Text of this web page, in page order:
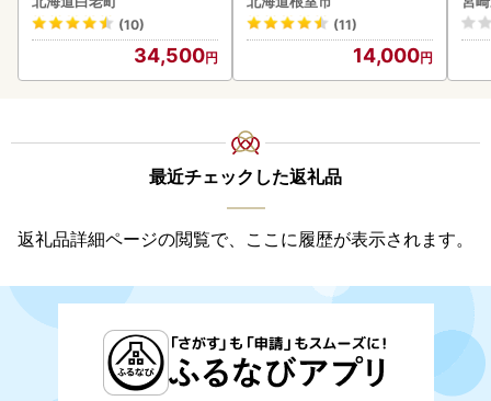
0
(10)
34,500
(11)
14,000
最近チェックした返礼品
返礼品詳細ページの閲覧で、ここに履歴が表示されます。